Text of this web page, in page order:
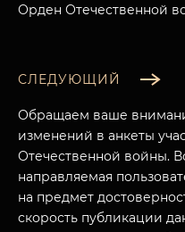
Орден Отечественной
СЛЕДУЮЩИЙ
Обращаем ваше
изменений в анкеты
Отечественной войны.
направляемая
на предмет
скорость публикации